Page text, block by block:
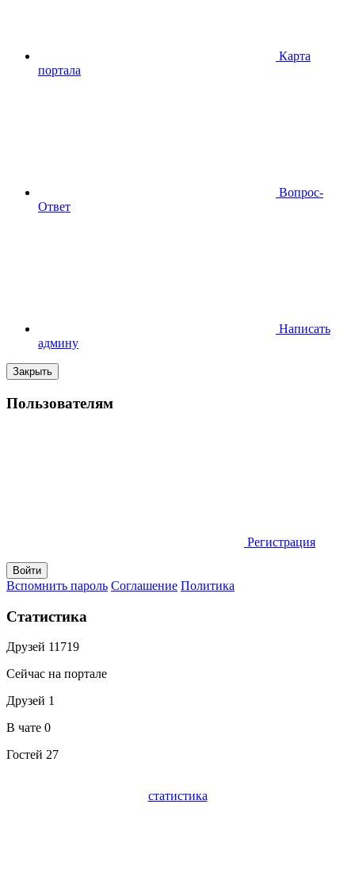
Карта
портала
Вопрос-
Ответ
Написать
админу
Закрыть
Пользователям
Регистрация
Вспомнить пароль Соглашение Политика
Статистика
Друзей 11719
Сейчас на портале
Друзей 1
В чате 0
Гостей 27
статистика